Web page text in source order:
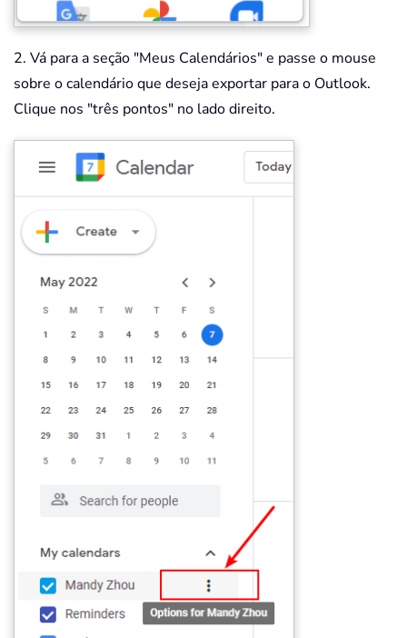
2. Vá para a seção "Meus Calendários" e passe o mouse
sobre o calendário que deseja exportar para o Outlook.
Clique nos "três pontos" no lado direito.